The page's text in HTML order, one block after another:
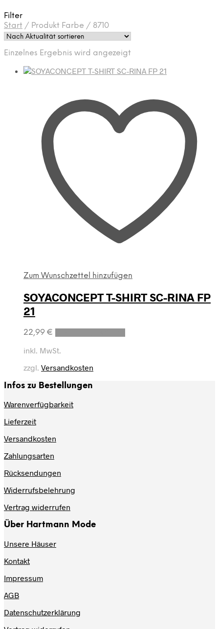
Filter
Start / Produkt Farbe / 8710
Einzelnes Ergebnis wird angezeigt
Zum Wunschzettel hinzufügen
SOYACONCEPT T-SHIRT SC-RINA FP
21
22,99 €
Dieses
inkl. MwSt.
zzgl. Versandkosten
Infos zu Bestellungen
Warenverfügbarkeit
Lieferzeit
Versandkosten
Zahlungsarten
Rücksendungen
Widerrufsbelehrung
Vertrag widerrufen
Über Hartmann Mode
Unsere Häuser
Kontakt
Impressum
AGB
Datenschutzerklärung